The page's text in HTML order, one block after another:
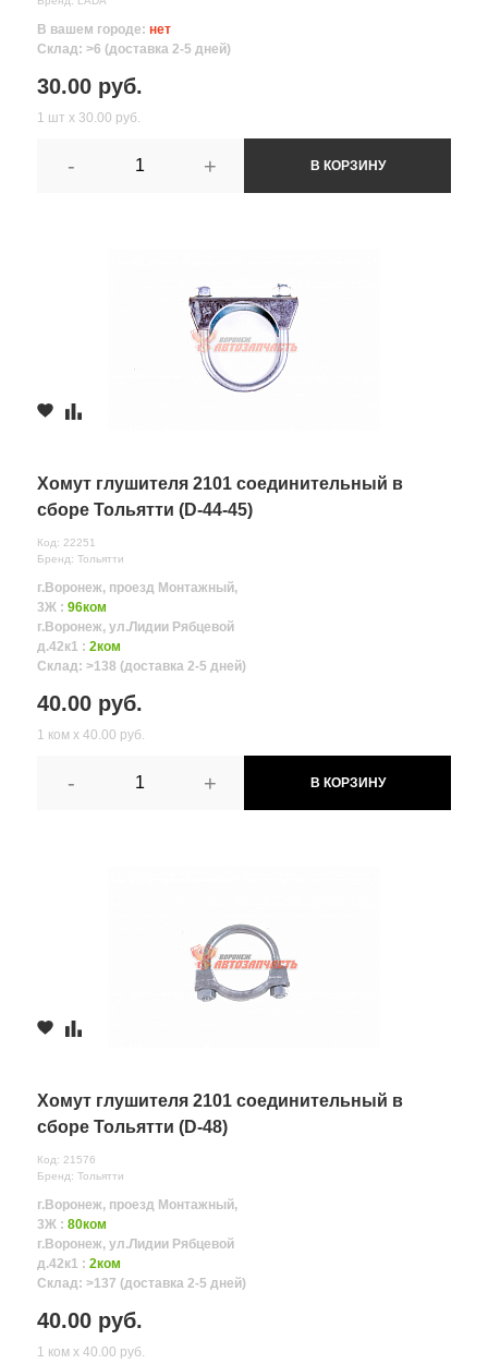
В вашем городе: нет
Склад: >6 (доставка 2-5 дней)
30.00 руб.
1 шт х 30.00 руб.
- + В КОРЗИНУ
Хомут глушителя 2101 соединительный в
сборе Тольятти (D-44-45)
Код: 22251
Бренд: Тольятти
г.Воронеж, проезд Монтажный,
3Ж : 96ком
г.Воронеж, ул.Лидии Рябцевой
д.42к1 : 2ком
Склад: >138 (доставка 2-5 дней)
40.00 руб.
1 ком х 40.00 руб.
- + В КОРЗИНУ
Хомут глушителя 2101 соединительный в
сборе Тольятти (D-48)
Код: 21576
Бренд: Тольятти
г.Воронеж, проезд Монтажный,
3Ж : 80ком
г.Воронеж, ул.Лидии Рябцевой
д.42к1 : 2ком
Склад: >137 (доставка 2-5 дней)
40.00 руб.
1 ком х 40.00 руб.